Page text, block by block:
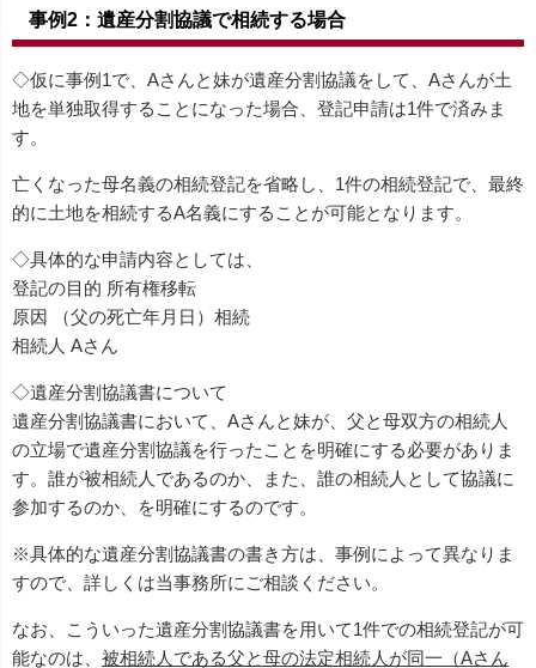
事例2：遺産分割協議で相続する場合
◇仮に事例1で、Aさんと妹が遺産分割協議をして、Aさんが土
地を単独取得することになった場合、登記申請は1件で済みま
す。
亡くなった母名義の相続登記を省略し、1件の相続登記で、最終
的に土地を相続するA名義にすることが可能となります。
◇具体的な申請内容としては、
登記の目的 所有権移転
原因 （父の死亡年月日）相続
相続人 Aさん
◇遺産分割協議書について
遺産分割協議書において、Aさんと妹が、父と母双方の相続人
の立場で遺産分割協議を行ったことを明確にする必要がありま
す。誰が被相続人であるのか、また、誰の相続人として協議に
参加するのか、を明確にするのです。
※具体的な遺産分割協議書の書き方は、事例によって異なりま
すので、詳しくは当事務所にご相談ください。
なお、こういった遺産分割協議書を用いて1件での相続登記が可
能なのは、 被相続人である父と母の法定相続人が同一（Aさん